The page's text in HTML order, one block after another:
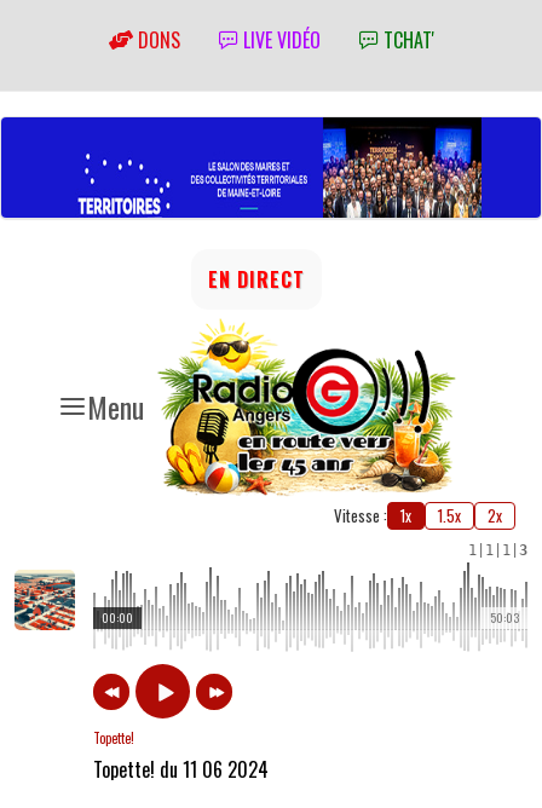
DONS LIVE VIDÉO TCHAT'
Menu
EN DIRECT
Vitesse : 1x 1.5x 2x
1 1 1 3
50:03
00:00
Topette!
Topette! du 11 06 2024